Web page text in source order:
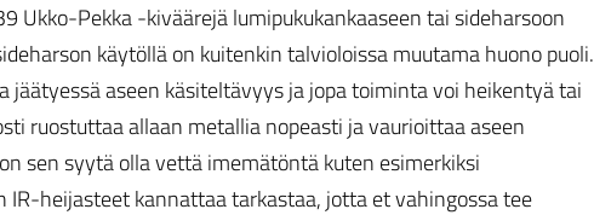
Ukko-Pekka -kiväärejä lumipukukankaaseen tai sideharsoon
käytöllä on kuitenkin talvioloissa muutama huono puoli.
jäätyessä aseen käsiteltävyys ja jopa toiminta voi heikentyä tai
ruostuttaa allaan metallia nopeasti ja vaurioittaa aseen
sen syytä olla vettä imemätöntä kuten esimerkiksi
IR-heijasteet kannattaa tarkastaa, jotta et vahingossa tee